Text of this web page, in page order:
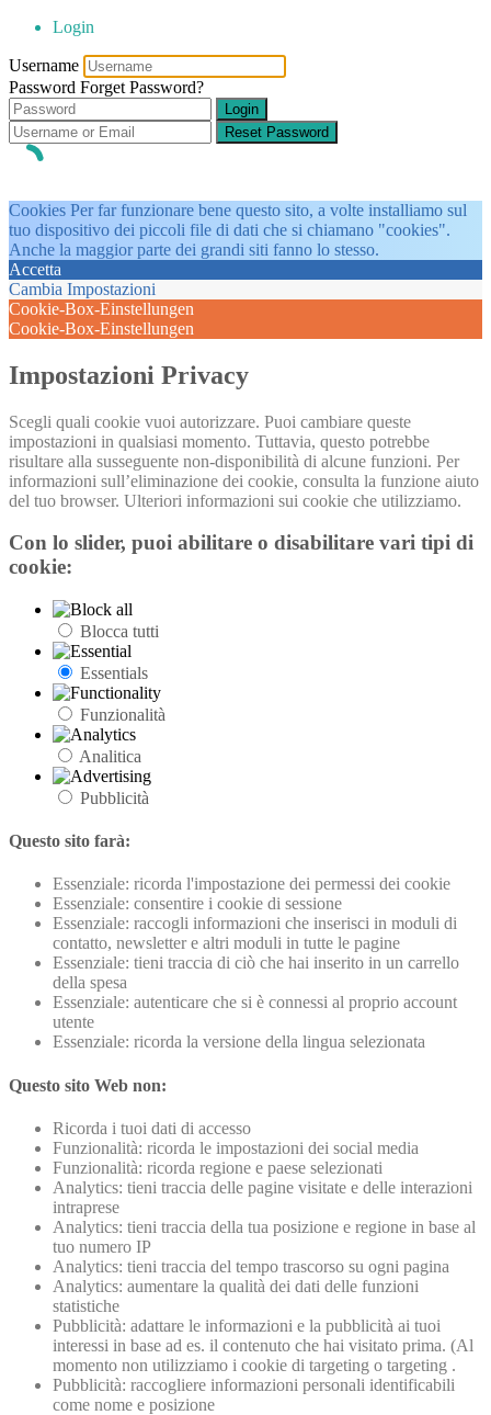
Login
Username
Password Forget Password?
Login
Reset Password
Cookies Per far funzionare bene questo sito, a volte installiamo sul
tuo dispositivo dei piccoli file di dati che si chiamano "cookies".
Anche la maggior parte dei grandi siti fanno lo stesso.
Accetta
Cambia Impostazioni
Cookie-Box-Einstellungen
Cookie-Box-Einstellungen
Impostazioni Privacy
Scegli quali cookie vuoi autorizzare. Puoi cambiare queste
impostazioni in qualsiasi momento. Tuttavia, questo potrebbe
risultare alla susseguente non-disponibilità di alcune funzioni. Per
informazioni sull’eliminazione dei cookie, consulta la funzione aiuto
del tuo browser. Ulteriori informazioni sui cookie che utilizziamo.
Con lo slider, puoi abilitare o disabilitare vari tipi di
cookie:
Blocca tutti
Essentials
Funzionalità
Analitica
Pubblicità
Questo sito farà:
Essenziale: ricorda l'impostazione dei permessi dei cookie
Essenziale: consentire i cookie di sessione
Essenziale: raccogli informazioni che inserisci in moduli di
contatto, newsletter e altri moduli in tutte le pagine
Essenziale: tieni traccia di ciò che hai inserito in un carrello
della spesa
Essenziale: autenticare che si è connessi al proprio account
utente
Essenziale: ricorda la versione della lingua selezionata
Questo sito Web non:
Ricorda i tuoi dati di accesso
Funzionalità: ricorda le impostazioni dei social media
Funzionalità: ricorda regione e paese selezionati
Analytics: tieni traccia delle pagine visitate e delle interazioni
intraprese
Analytics: tieni traccia della tua posizione e regione in base al
tuo numero IP
Analytics: tieni traccia del tempo trascorso su ogni pagina
Analytics: aumentare la qualità dei dati delle funzioni
statistiche
Pubblicità: adattare le informazioni e la pubblicità ai tuoi
interessi in base ad es. il contenuto che hai visitato prima. (Al
momento non utilizziamo i cookie di targeting o targeting .
Pubblicità: raccogliere informazioni personali identificabili
come nome e posizione